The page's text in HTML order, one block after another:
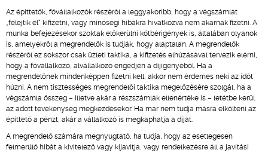
Az építtetők, fővállalkozók részéről a leggyakoribb, hogy a végszámlát
„felejtik el" kifizetni, vagy minőségi hibákra hivatkozva nem akarnak fizetni. A
munka befejezésekor szoktak előkerülni kötbérigények is, általában olyanok
is, amelyekről a megrendelők is tudják, hogy alaptalan. A megrendelők
részéről ez sokszor csak üzleti taktika, a kifizetés elhúzásával tervezik elérni,
hogy a fővállalkozó, alvállalkozó engedjen a díjigényéből. Ha a
megrendelőnek mindenképpen fizetni kell, akkor nem érdemes neki az időt
húzni. A nem tisztességes megrendelői taktika megelőzésére szolgál, ha a
végszámla összeg – illetve akár a részszámlák ellenértéke is – letétbe kerül
az adott tevékenység megkezdésekor. Ha már nem tudja másra elkölteni az
építtető a pénzt, akár a vállalkozó is megkaphatja a díját.
A megrendelő számára megnyugtató, ha tudja, hogy az esetlegesen
felmerülő hibát a kivitelező vagy kijavítja, vagy rendelkezésre áll a javítási